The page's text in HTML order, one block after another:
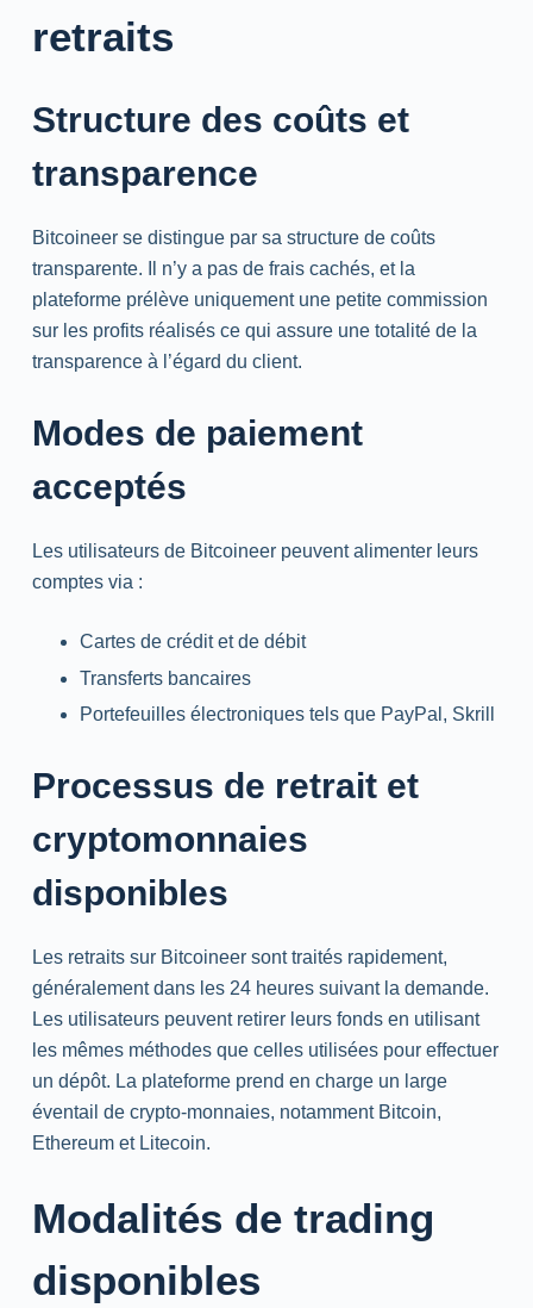
retraits
Structure des coûts et
transparence
Bitcoineer se distingue par sa structure de coûts
transparente. Il n’y a pas de frais cachés, et la
plateforme prélève uniquement une petite commission
sur les profits réalisés ce qui assure une totalité de la
transparence à l’égard du client.
Modes de paiement
acceptés
Les utilisateurs de Bitcoineer peuvent alimenter leurs
comptes via :
Cartes de crédit et de débit
Transferts bancaires
Portefeuilles électroniques tels que PayPal, Skrill
Processus de retrait et
cryptomonnaies
disponibles
Les retraits sur Bitcoineer sont traités rapidement,
généralement dans les 24 heures suivant la demande.
Les utilisateurs peuvent retirer leurs fonds en utilisant
les mêmes méthodes que celles utilisées pour effectuer
un dépôt. La plateforme prend en charge un large
éventail de crypto-monnaies, notamment Bitcoin,
Ethereum et Litecoin.
Modalités de trading
disponibles